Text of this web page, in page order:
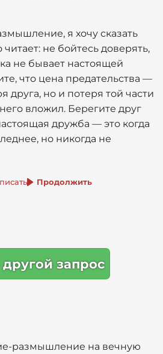
я хочу сказать
читает: не бойтесь доверять,
не бывает настоящей
что цена предательства —
друга, но и потеря той части
вложил. Берегите друг
дружба — это когда
но никогда не
Продолжить
другой запрос
размышление на вечную